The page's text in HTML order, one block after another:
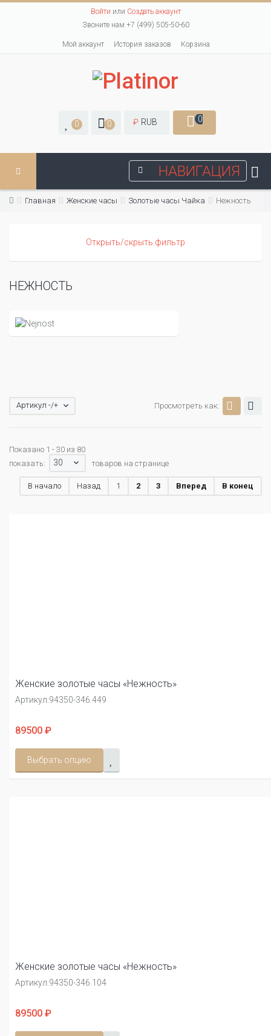
Войти или Создать аккаунт
Звоните нам +7 (499) 505-50-60
Мой аккаунт История заказов Корзина
0 0 ₽ RUB 0
НАВИГАЦИЯ
Главная Женские часы Золотые часы Чайка Нежность
Открыть/скрыть фильтр
НЕЖНОСТЬ
Просмотреть как:
Артикул -/+
Показано 1 - 30 из 80
показать:
30 товаров на странице
В начало Назад 1 2 3 Вперед В конец
Женские золотые часы «Нежность»
Артикул:94350-346.449
89500 ₽
Выбрать опцию
Женские золотые часы «Нежность»
Артикул:94350-346.104
89500 ₽